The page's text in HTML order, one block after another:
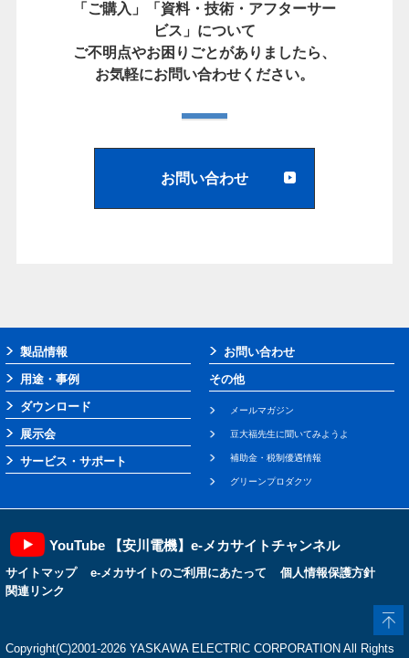
「ご購入」「資料・技術・アフターサー
ビス」について
ご不明点やお困りごとがありましたら、
お気軽にお問い合わせください。
お問い合わせ
製品情報
用途・事例
ダウンロード
展示会
サービス・サポート
お問い合わせ
その他
メールマガジン
豆大福先生に聞いてみようよ
補助金・税制優遇情報
グリーンプロダクツ
YouTube 【安川電機】e-メカサイトチャンネル
サイトマップ e-メカサイトのご利用にあたって
個人情報保護方針
関連リンク
Copyright(C)2001‐2026 YASKAWA ELECTRIC CORPORATION All Rights